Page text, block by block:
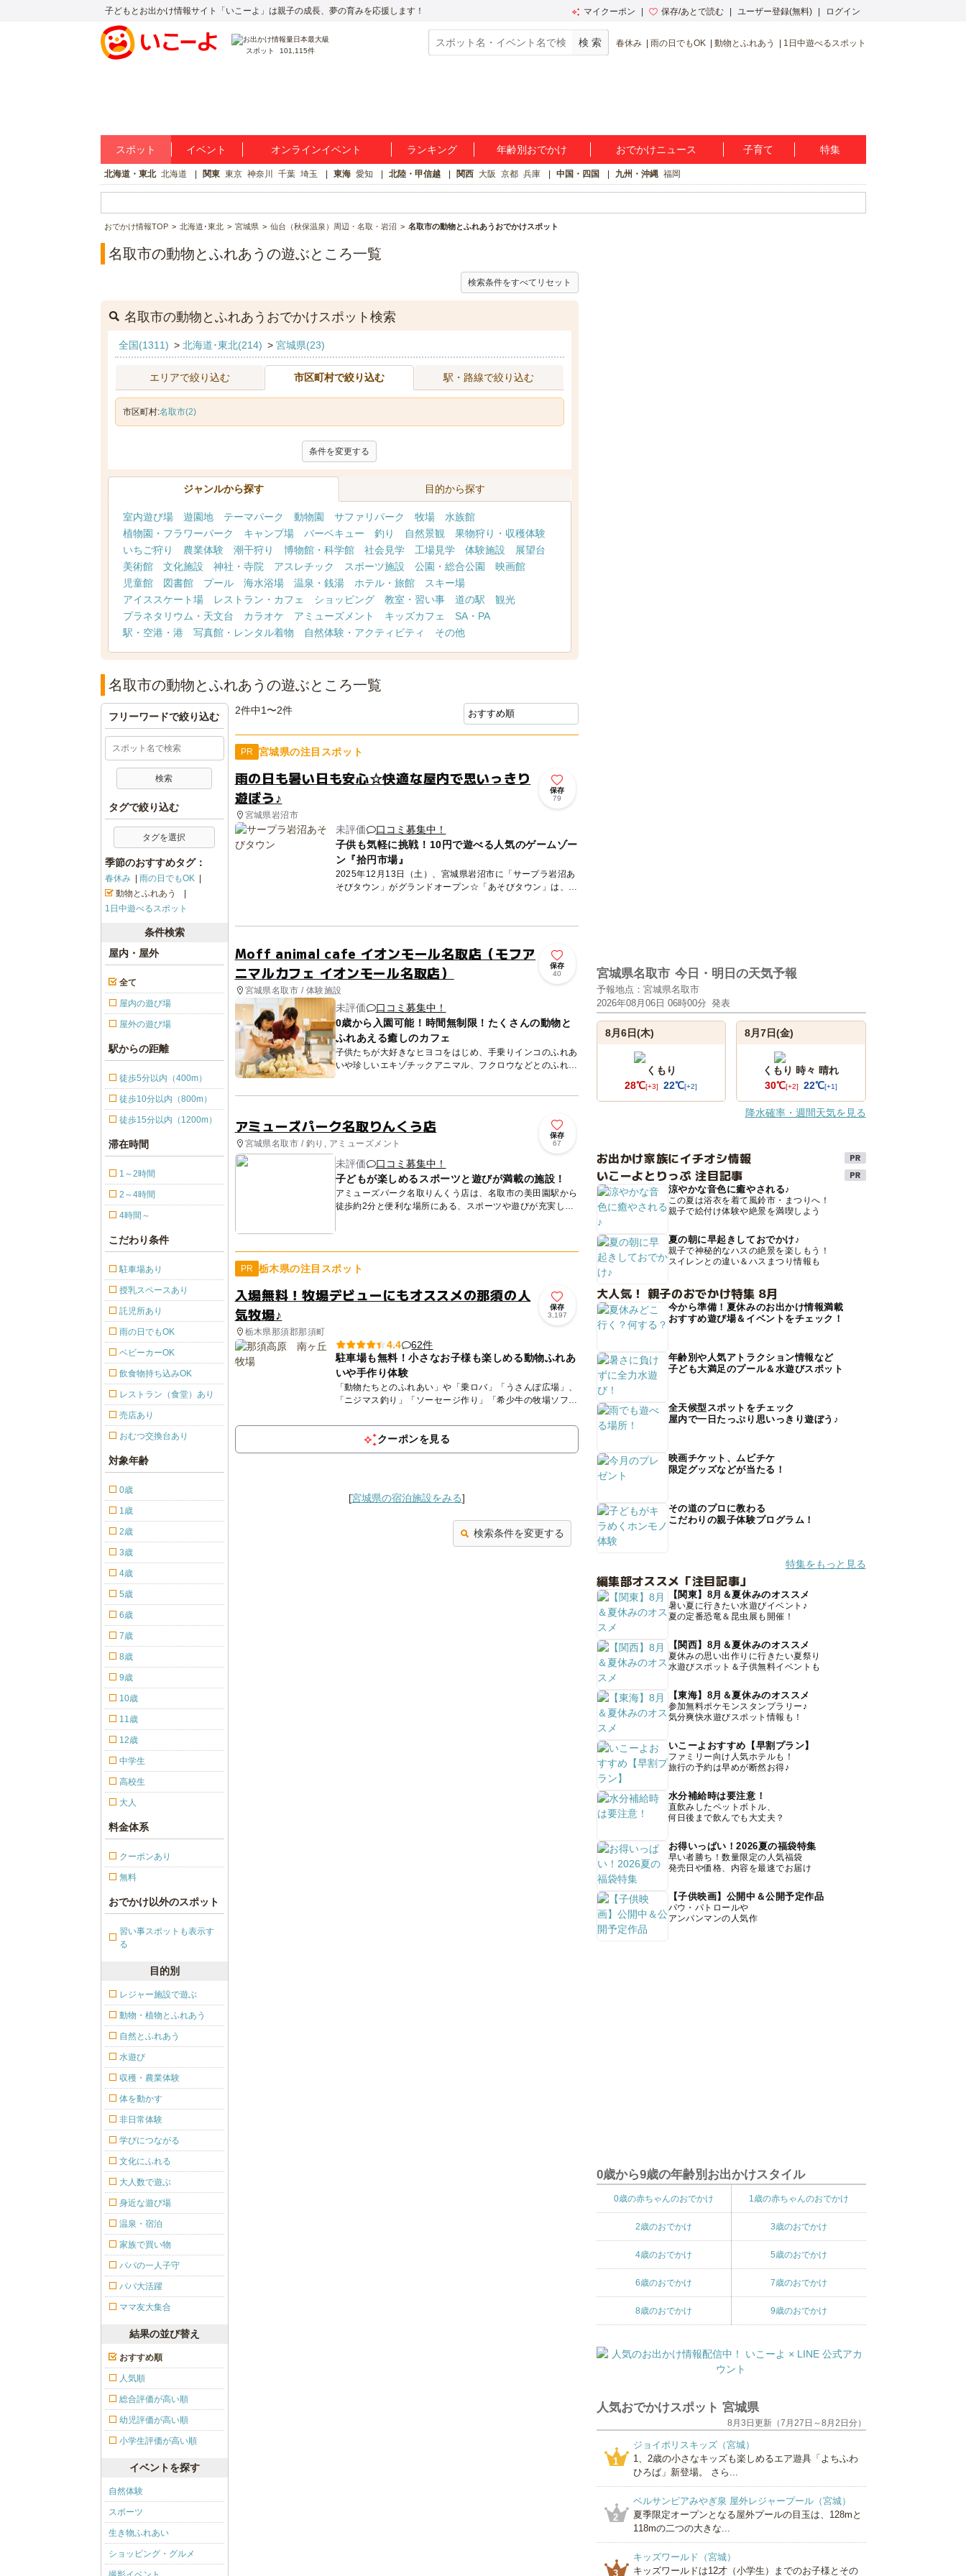
子どもとお出かけ情報サイト「いこーよ」は親子の成長、夢の育みを応援します！ マイクーポン 保存/あとで読む ユーザー登録(無料) ログイン
スポット 101,115件
春休み 雨の日でもOK 動物とふれあう 1日中遊べるスポット
スポット イベント オンラインイベント ランキング 年齢別おでかけ おでかけニュース 子育て 特集
北海道・東北 北海道 関東 東京 神奈川 千葉 埼玉 東海 愛知 北陸・甲信越 関西 大阪 京都 兵庫 中国・四国 九州・沖縄 福岡
おでかけ情報TOP 北海道･東北 宮城県 仙台（秋保温泉）周辺・名取・岩沼 名取市の動物とふれあうおでかけスポット
名取市の動物とふれあうの遊ぶところ一覧
検索条件をすべてリセット
名取市の動物とふれあうおでかけスポット検索
全国(1311) > 北海道･東北(214) > 宮城県(23)
エリアで絞り込む 市区町村で絞り込む 駅・路線で絞り込む
市区町村:名取市(2)
条件を変更する
ジャンルから探す 目的から探す
室内遊び場 遊園地 テーマパーク 動物園 サファリパーク 牧場
水族館
植物園・フラワーパーク
キャンプ場 バーベキュー 釣り 自然景観
果物狩り・収穫体験
いちご狩り
農業体験 潮干狩り 博物館・科学館 社会見学 工場見学 体験施設
展望台
美術館
文化施設 神社・寺院 アスレチック スポーツ施設 公園・総合公園
映画館
児童館
図書館 プール 海水浴場 温泉・銭湯 ホテル・旅館
スキー場
アイススケート場
レストラン・カフェ ショッピング 教室・習い事 道の駅
観光
プラネタリウム・天文台
カラオケ アミューズメント キッズカフェ
SA・PA
駅・空港・港
写真館・レンタル着物 自然体験・アクティビティ その他
名取市の動物とふれあうの遊ぶところ一覧
2件中1〜2件
PR 宮城県の注目スポット
雨の日も暑い日も安心☆快適な屋内で思いっきり
遊ぼう♪
宮城県岩沼市
保存
79
未評価
口コミ募集中！
子供も気軽に挑戦！10円で遊べる人気のゲームゾー
ン『拾円市場』
2025年12月13日（土）、宮城県岩沼市に「サープラ岩沼あ
そびタウン」がグランドオープン☆「あそびタウン」は、そ
Moff animal cafe イオンモール名取店（モフア
ニマルカフェ イオンモール名取店）
宮城県名取市 / 体験施設
保存
40
未評価
口コミ募集中！
0歳から入園可能！時間無制限！たくさんの動物と
ふれあえる癒しのカフェ
子供たちが大好きなヒヨコをはじめ、手乗りインコのふれあ
いや珍しいエキゾチックアニマル、フクロウなどとのふれあ
いができるカフェです。野菜などのおやつも販売しています
アミューズパーク名取りんくう店
宮城県名取市 / 釣り, アミューズメント
保存
67
未評価
口コミ募集中！
子どもが楽しめるスポーツと遊びが満載の施設！
アミューズパーク名取りんくう店は、名取市の美田園駅から
徒歩約2分と便利な場所にある、スポーツや遊びが充実した
サッカー9ゴ...
PR 栃木県の注目スポット
入場無料！牧場デビューにもオススメの那須の人
気牧場♪
栃木県那須郡那須町
保存
3,197
4.4
62件
駐車場も無料！小さなお子様も楽しめる動物ふれあ
いや手作り体験
「動物たちとのふれあい」や「乗ロバ」「うさんぽ広場」、
「ニジマス釣り」「ソーセージ作り」「希少牛の牧場ソフト
場を満喫しよ...
クーポンを見る
[宮城県の宿泊施設をみる]
検索条件を変更する
フリーワードで絞り込む
タグで絞り込む
タグを選択
季節のおすすめタグ：
春休み
雨の日でもOK
動物とふれあう
1日中遊べるスポット
条件検索
屋内・屋外
全て
屋内の遊び場
屋外の遊び場
駅からの距離
徒歩5分以内（400m）
徒歩10分以内（800m）
徒歩15分以内（1200m）
滞在時間
1～2時間
2～4時間
4時間～
こだわり条件
駐車場あり
授乳スペースあり
託児所あり
雨の日でもOK
ベビーカーOK
飲食物持ち込みOK
レストラン（食堂）あり
売店あり
おむつ交換台あり
対象年齢
0歳
1歳
2歳
3歳
4歳
5歳
6歳
7歳
8歳
9歳
10歳
11歳
12歳
中学生
高校生
大人
料金体系
クーポンあり
無料
おでかけ以外のスポット
習い事スポットも表示す
る
目的別
レジャー施設で遊ぶ
動物・植物とふれあう
自然とふれあう
水遊び
収穫・農業体験
体を動かす
非日常体験
学びにつながる
文化にふれる
大人数で遊ぶ
身近な遊び場
温泉・宿泊
家族で買い物
パパの一人子守
パパ大活躍
ママ友大集合
結果の並び替え
おすすめ順
人気順
総合評価が高い順
幼児評価が高い順
小学生評価が高い順
イベントを探す
自然体験
スポーツ
生き物ふれあい
ショッピング・グルメ
宮城県名取市 今日・明日の天気予報
予報地点：宮城県名取市
2026年08月06日 06時00分 発表
8月6日(木)
くもり
28℃[+3] 22℃[+2]
8月7日(金)
くもり 時々 晴れ
30℃[+2] 22℃[+1]
降水確率・週間天気を見る
お出かけ家族にイチオシ情報
いこーよとりっぷ 注目記事
涼やかな音色に癒やされる♪
この夏は浴衣を着て風鈴市・まつりへ！
親子で絵付け体験や絶景を満喫しよう
夏の朝に早起きしておでかけ♪
親子で神秘的なハスの絶景を楽しもう！
スイレンとの違い＆ハスまつり情報も
大人気！ 親子のおでかけ特集 8月
今から準備！夏休みのお出かけ情報満載
おすすめ遊び場＆イベントをチェック！
年齢別や人気アトラクション情報など
子ども大満足のプール＆水遊びスポット
全天候型スポットをチェック
屋内で一日たっぷり思いっきり遊ぼう♪
映画チケット、ムビチケ
限定グッズなどが当たる！
その道のプロに教わる
こだわりの親子体験プログラム！
特集をもっと見る
編集部オススメ「注目記事」
【関東】8月＆夏休みのオススメ
暑い夏に行きたい水遊びイベント♪
夏の定番恐竜＆昆虫展も開催！
【関西】8月＆夏休みのオススメ
夏休みの思い出作りに行きたい夏祭り
水遊びスポット＆子供無料イベントも
【東海】8月＆夏休みのオススメ
参加無料ポケモンスタンプラリー♪
気分爽快水遊びスポット情報も！
いこーよおすすめ【早割プラン】
ファミリー向け人気ホテルも！
旅行の予約は早めが断然お得♪
水分補給時は要注意！
直飲みしたペットボトル、
何日後まで飲んでも大丈夫？
お得いっぱい！2026夏の福袋特集
早い者勝ち！数量限定の人気福袋
発売日や価格、内容を最速でお届け
【子供映画】公開中＆公開予定作品
パウ・パトロールや
アンパンマンの人気作
0歳から9歳の年齢別お出かけスタイル
0歳の赤ちゃんのおでかけ 1歳の赤ちゃんのおでかけ
2歳のおでかけ 3歳のおでかけ
4歳のおでかけ 5歳のおでかけ
6歳のおでかけ 7歳のおでかけ
8歳のおでかけ 9歳のおでかけ
人気おでかけスポット 宮城県
8月3日更新（7月27日～8月2日分）
1
ジョイポリスキッズ（宮城）
1、2歳の小さなキッズも楽しめるエア遊具「よちふわ
ひろば」新登場。 さら...
2
ベルサンピアみやぎ泉 屋外レジャープール（宮城）
夏季限定オープンとなる屋外プールの目玉は、128mと
118mの二つの大きな...
3
キッズワールド（宮城）
キッズワールドは12才（小学生）までのお子様とその